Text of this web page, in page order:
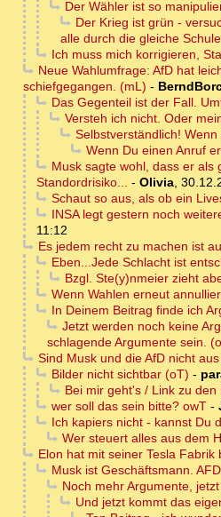
Der Wähler ist so
Der Krieg ist grün -
alle durch die gleiche
Ich muss mich korrigieren,
Neue Wahlumfrage: AfD hat
schiefgegangen. (mL) -
Das Gegenteil ist der Fall.
Versteh ich nicht. Oder
Selbstverständlich!
Wenn Du einen Anruf
Musk sagte wohl, dass er als
Standordrisiko... - Olivia,
Schaut so aus, als ob ein
INSA legt gestern noch
11:12
Es jedem recht zu machen ist
Eben...Jede Schlacht ist
Bzgl. Ste(y)nmeier zieht
Wenn Wahlen erneut
In Deinem Beitrag finde ich
Jetzt werden noch keine
schlagende Argumente sein.
Sind Musk und die AfD nicht
Bilder nicht sichtbar (oT) -
Bei mir geht's / Link zu den
wer soll das sein bitte? owT-
Ich kapiers nicht - kannst Du
Wer steuert alles aus dem
Elon hat mit seiner Tesla
Musk ist Geschäftsmann.
Noch mehr Argumente,
Und jetzt kommt das